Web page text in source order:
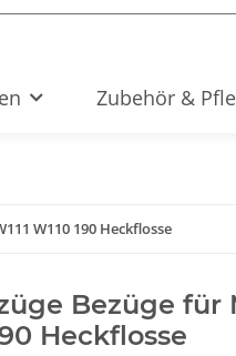
Zubehör &
W110 190 Heckflosse
Bezüge für
Heckflosse